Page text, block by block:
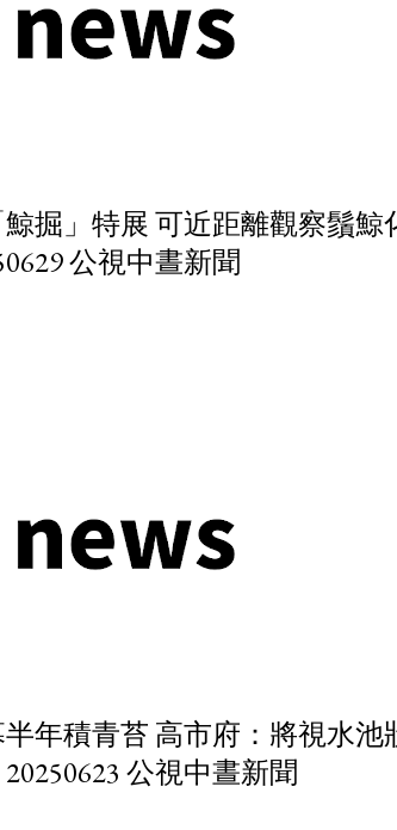
掘」特展 可近距離觀察鬚鯨
公視中晝新聞
年積青苔 高市府：將視水池
公視中晝新聞